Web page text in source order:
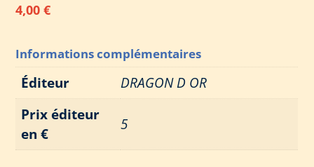
4,00€
Informations complémentaires
Éditeur
DRAGON D OR
Prix éditeur
en €
5